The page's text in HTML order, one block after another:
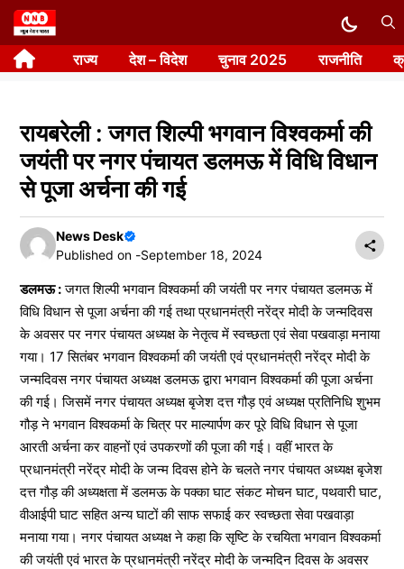
Skip
to
content राज्य देश – विदेश चुनाव 2025 राजनीति
रायबरेली : जगत शिल्पी भगवान विश्वकर्मा की
जयंती पर नगर पंचायत डलमऊ में विधि विधान
से पूजा अर्चना की गई
News Desk
Published on -September 18, 2024
डलमऊ :जगत शिल्पी भगवान विश्वकर्मा की जयंती पर नगर पंचायत डलमऊ में
विधि विधान से पूजा अर्चना की गई तथा प्रधानमंत्री नरेंद्र मोदी के जन्मदिवस
के अवसर पर नगर पंचायत अध्यक्ष के नेतृत्व में स्वच्छता एवं सेवा पखवाड़ा मनाया
गया। 17 सितंबर भगवान विश्वकर्मा की जयंती एवं प्रधानमंत्री नरेंद्र मोदी के
जन्मदिवस नगर पंचायत अध्यक्ष डलमऊ द्वारा भगवान विश्वकर्मा की पूजा अर्चना
की गई। जिसमें नगर पंचायत अध्यक्ष बृजेश दत्त गौड़ एवं अध्यक्ष प्रतिनिधि शुभम
गौड़ ने भगवान विश्वकर्मा के चित्र पर माल्यार्पण कर पूरे विधि विधान से पूजा
आरती अर्चना कर वाहनों एवं उपकरणों की पूजा की गई। वहीं भारत के
प्रधानमंत्री नरेंद्र मोदी के जन्म दिवस होने के चलते नगर पंचायत अध्यक्ष बृजेश
दत्त गौड़ की अध्यक्षता में डलमऊ के पक्का घाट संकट मोचन घाट, पथवारी घाट,
वीआईपी घाट सहित अन्य घाटों की साफ सफाई कर स्वच्छता सेवा पखवाड़ा
मनाया गया। नगर पंचायत अध्यक्ष ने कहा कि सृष्टि के रचयिता भगवान विश्वकर्मा
की जयंती एवं भारत के प्रधानमंत्री नरेंद्र मोदी के जन्मदिन दिवस के अवसर